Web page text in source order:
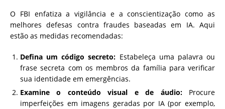
O FBI enfatiza a vigilância e a conscientização como as
melhores defesas contra fraudes baseadas em IA. Aqui
estão as medidas recomendadas:
Defina um código secreto: Estabeleça uma palavra ou
frase secreta com os membros da família para verificar
sua identidade em emergências.
Examine o conteúdo visual e de áudio:Procure
imperfeições em imagens geradas por IA (por exemplo,